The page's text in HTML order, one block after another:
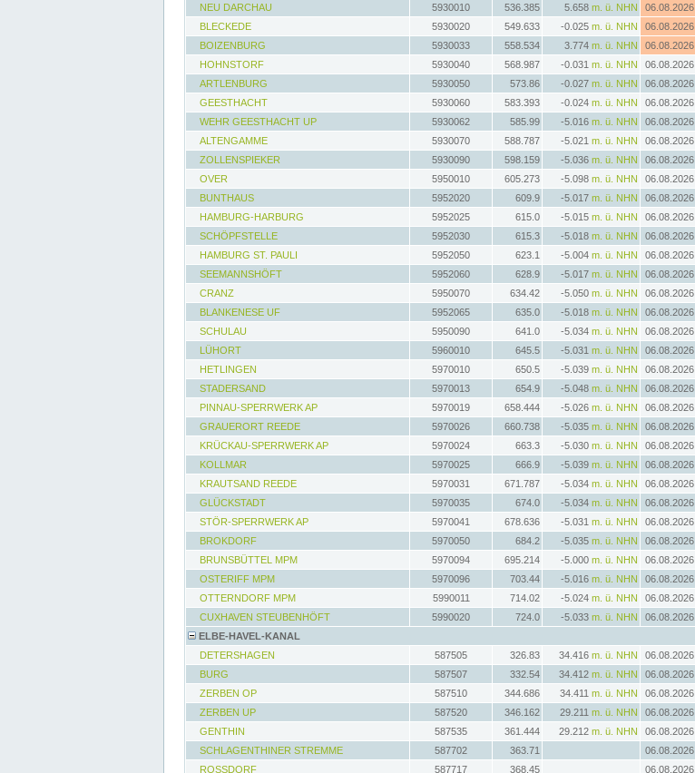
NEU DARCHAU
5930010 536.385 5.658 m. ü. NHN 06.08.2026
BLECKEDE
5930020 549.633 -0.025 m. ü. NHN 06.08.2026
BOIZENBURG
5930033 558.534 3.774 m. ü. NHN 06.08.2026
HOHNSTORF
5930040 568.987 -0.031 m. ü. NHN 06.08.2026
ARTLENBURG
5930050 573.86 -0.027 m. ü. NHN 06.08.2026
GEESTHACHT
5930060 583.393 -0.024 m. ü. NHN 06.08.2026
WEHR GEESTHACHT UP
5930062 585.99 -5.016 m. ü. NHN 06.08.2026
ALTENGAMME
5930070 588.787 -5.021 m. ü. NHN 06.08.2026
ZOLLENSPIEKER
5930090 598.159 -5.036 m. ü. NHN 06.08.2026
OVER
5950010 605.273 -5.098 m. ü. NHN 06.08.2026
BUNTHAUS
5952020 609.9 -5.017 m. ü. NHN 06.08.2026
HAMBURG-HARBURG
5952025 615.0 -5.015 m. ü. NHN 06.08.2026
SCHÖPFSTELLE
5952030 615.3 -5.018 m. ü. NHN 06.08.2026
HAMBURG ST. PAULI
5952050 623.1 -5.004 m. ü. NHN 06.08.2026
SEEMANNSHÖFT
5952060 628.9 -5.017 m. ü. NHN 06.08.2026
CRANZ
5950070 634.42 -5.050 m. ü. NHN 06.08.2026
BLANKENESE UF
5952065 635.0 -5.018 m. ü. NHN 06.08.2026
SCHULAU
5950090 641.0 -5.034 m. ü. NHN 06.08.2026
LÜHORT
5960010 645.5 -5.031 m. ü. NHN 06.08.2026
HETLINGEN
5970010 650.5 -5.039 m. ü. NHN 06.08.2026
STADERSAND
5970013 654.9 -5.048 m. ü. NHN 06.08.2026
PINNAU-SPERRWERK AP
5970019 658.444 -5.026 m. ü. NHN 06.08.2026
GRAUERORT REEDE
5970026 660.738 -5.035 m. ü. NHN 06.08.2026
KRÜCKAU-SPERRWERK AP
5970024 663.3 -5.030 m. ü. NHN 06.08.2026
KOLLMAR
5970025 666.9 -5.039 m. ü. NHN 06.08.2026
KRAUTSAND REEDE
5970031 671.787 -5.034 m. ü. NHN 06.08.2026
GLÜCKSTADT
5970035 674.0 -5.034 m. ü. NHN 06.08.2026
STÖR-SPERRWERK AP
5970041 678.636 -5.031 m. ü. NHN 06.08.2026
BROKDORF
5970050 684.2 -5.035 m. ü. NHN 06.08.2026
BRUNSBÜTTEL MPM
5970094 695.214 -5.000 m. ü. NHN 06.08.2026
OSTERIFF MPM
5970096 703.44 -5.016 m. ü. NHN 06.08.2026
OTTERNDORF MPM
5990011 714.02 -5.024 m. ü. NHN 06.08.2026
CUXHAVEN STEUBENHÖFT
5990020 724.0 -5.033 m. ü. NHN 06.08.2026
ELBE-HAVEL-KANAL
DETERSHAGEN
587505 326.83 34.416 m. ü. NHN 06.08.2026
BURG
587507 332.54 34.412 m. ü. NHN 06.08.2026
ZERBEN OP
587510 344.686 34.411 m. ü. NHN 06.08.2026
ZERBEN UP
587520 346.162 29.211 m. ü. NHN 06.08.2026
GENTHIN
587535 361.444 29.212 m. ü. NHN 06.08.2026
SCHLAGENTHINER STREMME
587702 363.71 06.08.2026
ROSSDORF
587717 368.45 06.08.2026